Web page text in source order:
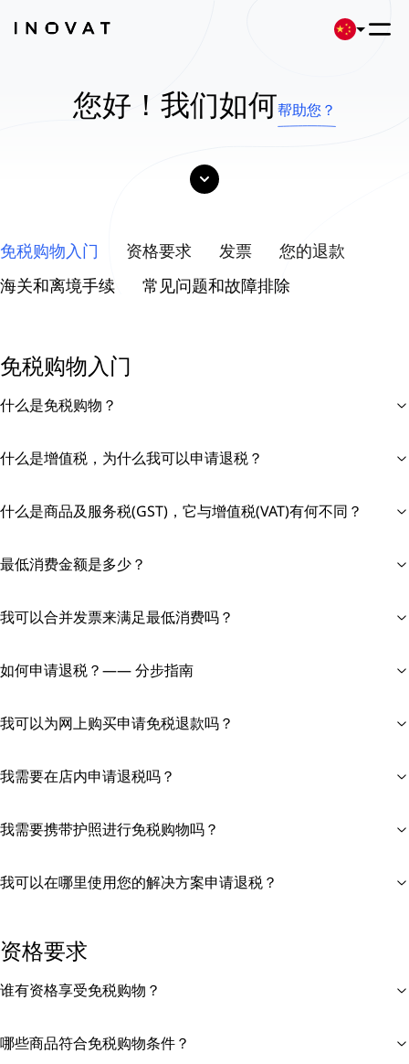
您好！我们如何帮助您？
免税购物入门 资格要求 发票
您的退款
海关和离境手续
常见问题和故障排除
免税购物入门
什么是免税购物？
什么是增值税，为什么我可以申请退税？
什么是商品及服务税(GST)，它与增值税(VAT)有何不同？
最低消费金额是多少？
我可以合并发票来满足最低消费吗？
如何申请退税？—— 分步指南
我可以为网上购买申请免税退款吗？
我需要在店内申请退税吗？
我需要携带护照进行免税购物吗？
我可以在哪里使用您的解决方案申请退税？
资格要求
谁有资格享受免税购物？
哪些商品符合免税购物条件？